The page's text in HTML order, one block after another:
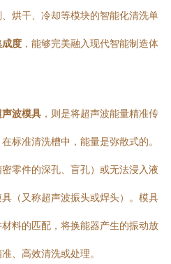
烘干、冷却等模块的智能化清洗单
成度 ，能够完美融入现代智能制造体
声波模具 ，则是将超声波能量精准传
标准清洗槽中，能量是弥散式的。
零件的深孔、盲孔）或无法浸入液
（又称超声波振头或焊头）。模具
料的匹配，将换能器产生的振动放
、高效清洗或处理。